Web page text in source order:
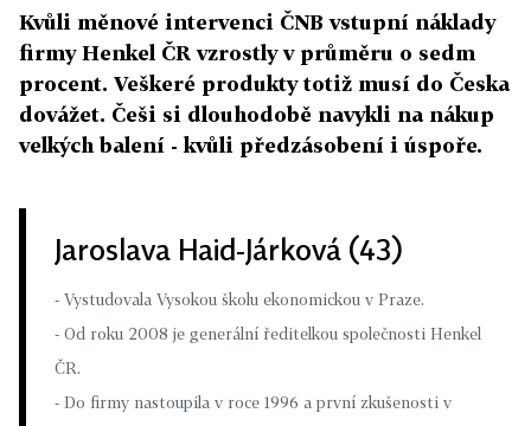
Kvůli měnové intervenci ČNB vstupní náklady
firmy Henkel ČR vzrostly v průměru o sedm
procent. Veškeré produkty totiž musí do Česka
dovážet. Češi si dlouhodobě navykli na nákup
velkých balení - kvůli předzásobení i úspoře.
Jaroslava Haid-Járková (43)
- Vystudovala Vysokou školu ekonomickou v Praze.
- Od roku 2008 je generální ředitelkou společnosti Henkel
ČR.
- Do firmy nastoupila v roce 1996 a první zkušenosti v